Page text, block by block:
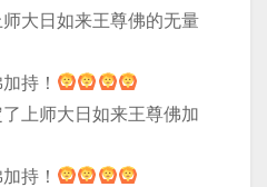
师大日如来王尊佛的无量
持！
了上师大日如来王尊佛加
持！